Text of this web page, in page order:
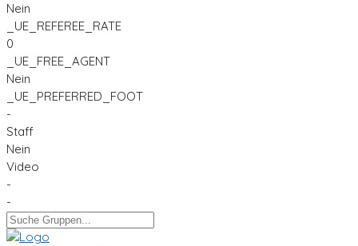
Nein
_UE_REFEREE_RATE
0
_UE_FREE_AGENT
Nein
_UE_PREFERRED_FOOT
-
Staff
Nein
Video
-
-